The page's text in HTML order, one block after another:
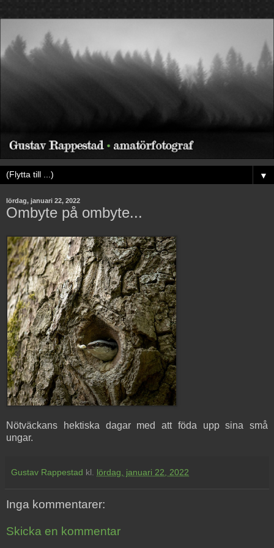
▼
lördag, januari 22, 2022
Ombyte på ombyte...
Nötväckans hektiska dagar med att föda upp sina små
ungar.
Gustav Rappestad kl. lördag, januari 22, 2022
Inga kommentarer:
Skicka en kommentar